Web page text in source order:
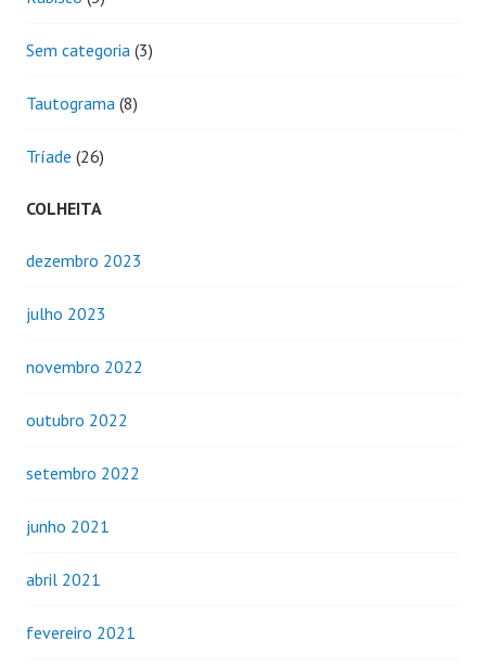
Sem categoria (3)
Tautograma (8)
Tríade (26)
COLHEITA
dezembro 2023
julho 2023
novembro 2022
outubro 2022
setembro 2022
junho 2021
abril 2021
fevereiro 2021